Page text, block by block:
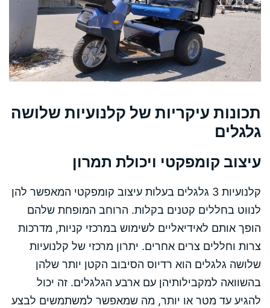
תכונות עיקריות של קלנועיות שלושה
גלגלים
עיצוב קומפקטי ויכולת תמרון
קלנועיות 3 גלגלים בעלות עיצוב קומפקטי המאפשר להן
לנווט בחללים קטנים בקלות. הרוחב המופחת שלהם
הופך אותם לאידיאליים לשימוש במרכזי קניות, מדרכות
צרות וחללים צרים אחרים. יתרון מרכזי של קלנועיות
שלושה גלגלים הוא רדיוס הסיבוב הקטן יותר שלהן
בהשוואה למקבילותיהן עם ארבע הגלגלים. זה יכול
להגיע עד מטר או יותר, מה שמאפשר למשתמשים לבצע